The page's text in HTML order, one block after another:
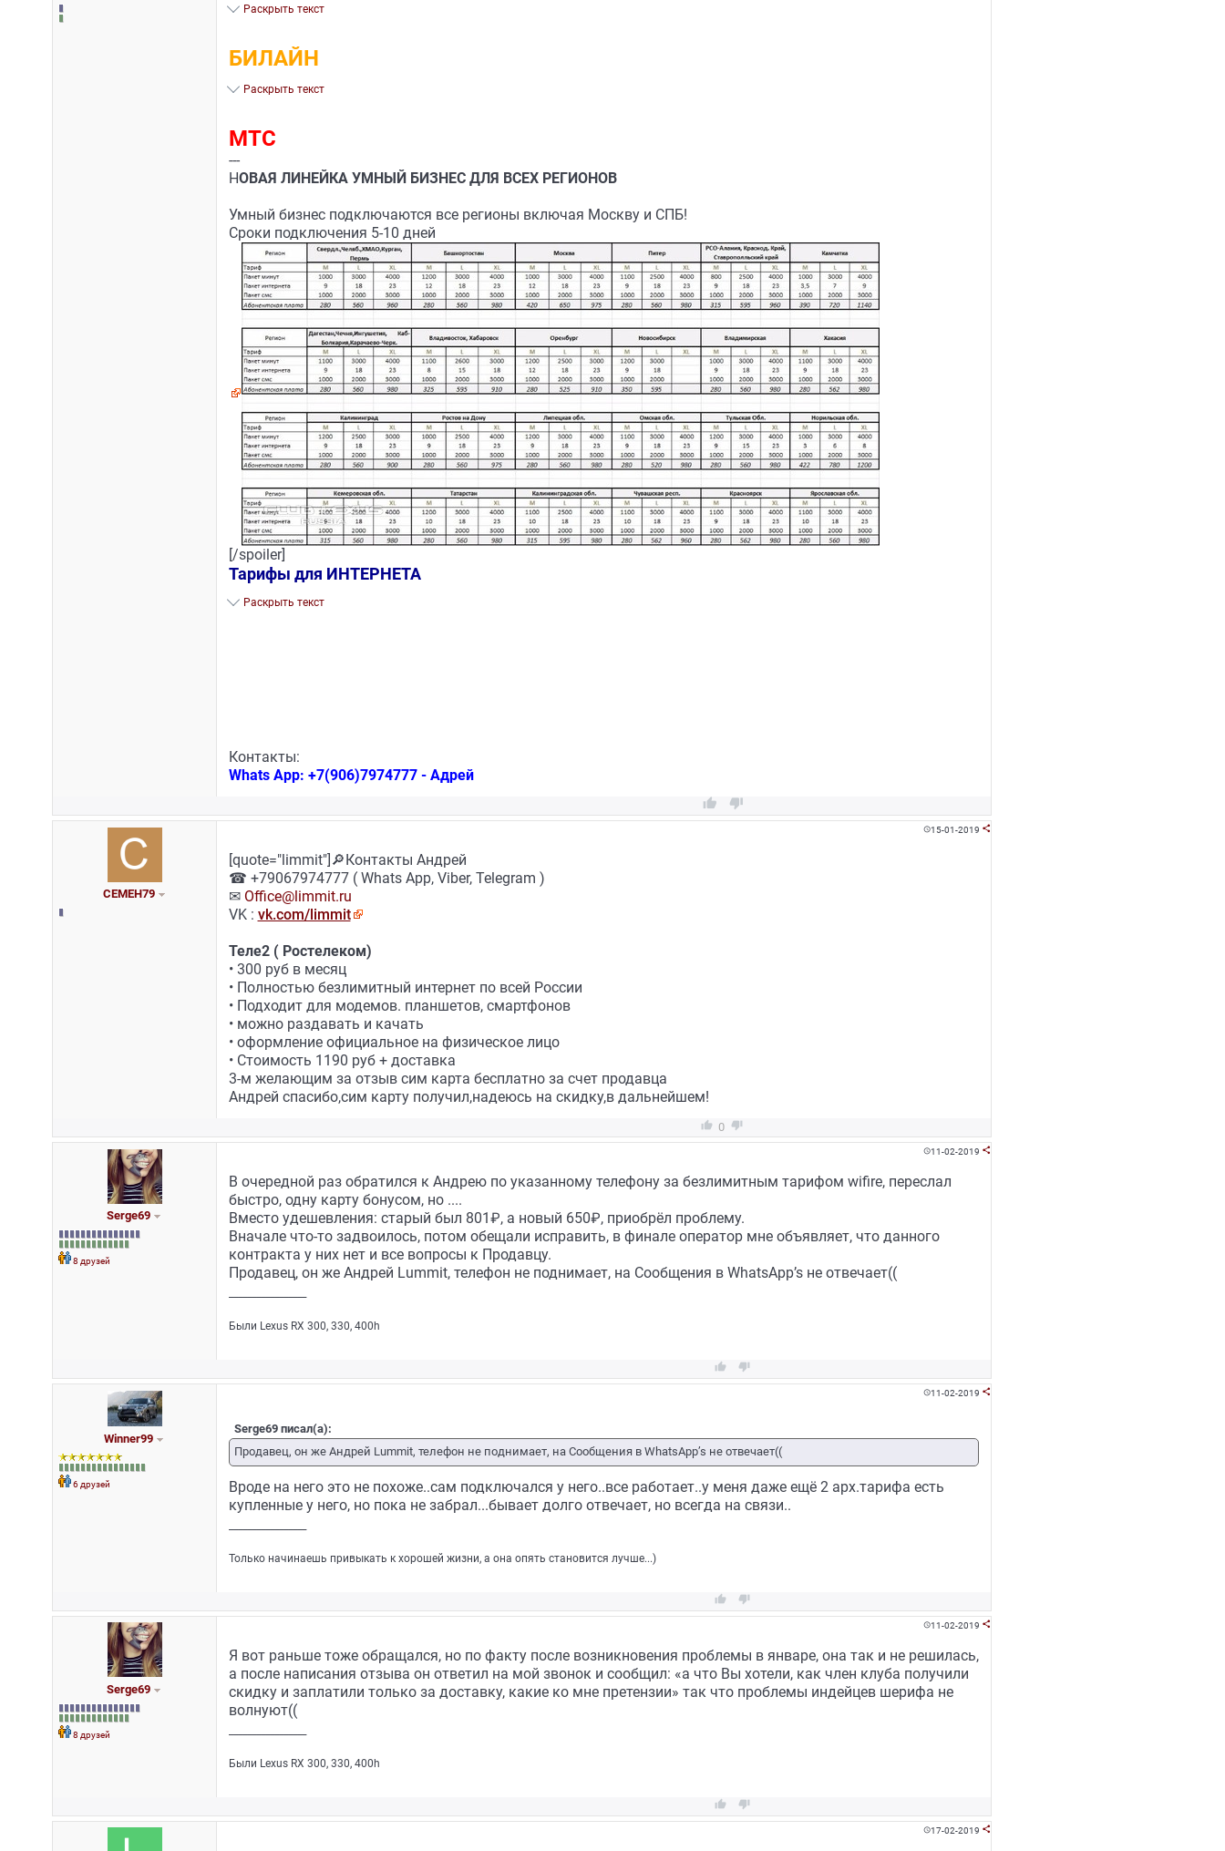
Раскрыть текст
БИЛАЙН
Раскрыть текст
МТС
---
НОВАЯ ЛИНЕЙКА УМНЫЙ БИЗНЕС ДЛЯ ВСЕХ РЕГИОНОВ
Умный бизнес подключаются все регионы включая Москву и СПБ!
Сроки подключения 5-10 дней
[/spoiler]
Тарифы для ИНТЕРНЕТА
Раскрыть текст
Контакты:
Whats App: +7(906)7974777 - Адрей
 
CEMEH79
15-01-2019 
[quote="limmit"]🔎Контакты Андрей
☎ +79067974777 ( Whats App, Viber, Telegram )
✉ Office@limmit.ru
VK : vk.com/limmit
Теле2 ( Ростелеком)
• 300 руб в месяц
• Полностью безлимитный интернет по всей России
• Подходит для модемов. планшетов, смартфонов
• можно раздавать и качать
• оформление официальное на физическое лицо
• Стоимость 1190 руб + доставка
3-м желающим за отзыв сим карта бесплатно за счет продавца
Андрей спасибо,сим карту получил,надеюсь на скидку,в дальнейшем!
 0 
Serge69
8 друзей
11-02-2019 
В очередной раз обратился к Андрею по указанному телефону за безлимитным тарифом wifire, переслал
быстро, одну карту бонусом, но ....
Вместо удешевления: старый был 801₽, а новый 650₽, приобрёл проблему.
Вначале что-то задвоилось, потом обещали исправить, в финале оператор мне объявляет, что данного
контракта у них нет и все вопросы к Продавцу.
Продавец, он же Андрей Lummit, телефон не поднимает, на Сообщения в WhatsApp’s не отвечает((
Были Lexus RX 300, 330, 400h
 
Winner99
6 друзей
11-02-2019 
Serge69 писал(а):
Продавец, он же Андрей Lummit, телефон не поднимает, на Сообщения в WhatsApp’s не отвечает((
Вроде на него это не похоже..сам подключался у него..все работает..у меня даже ещё 2 арх.тарифа есть
купленные у него, но пока не забрал...бывает долго отвечает, но всегда на связи..
Только начинаешь привыкать к хорошей жизни, а она опять становится лучше...)
 
Serge69
8 друзей
11-02-2019 
Я вот раньше тоже обращался, но по факту после возникновения проблемы в январе, она так и не решилась,
а после написания отзыва он ответил на мой звонок и сообщил: «а что Вы хотели, как член клуба получили
скидку и заплатили только за доставку, какие ко мне претензии» так что проблемы индейцев шерифа не
волнуют((
Были Lexus RX 300, 330, 400h
 
17-02-2019 